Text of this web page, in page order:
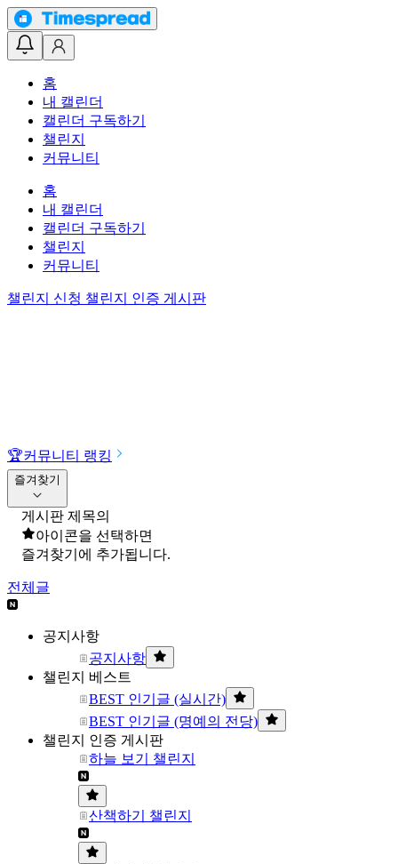
홈
내 캘린더
캘린더 구독하기
챌린지
커뮤니티
홈
내 캘린더
캘린더 구독하기
챌린지
커뮤니티
챌린지 신청 챌린지 인증 게시판
🏆커뮤니티 랭킹
즐겨찾기
게시판 제목의
아이콘을 선택하면
즐겨찾기에 추가됩니다.
전체글
공지사항
공지사항
챌린지 베스트
BEST 인기글 (실시간)
BEST 인기글 (명예의 전당)
챌린지 인증 게시판
하늘 보기 챌린지
산책하기 챌린지